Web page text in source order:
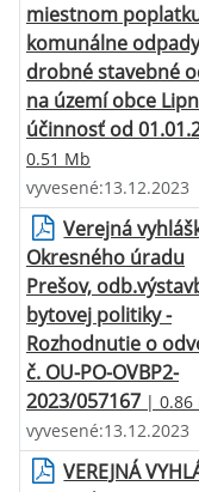
miestnom
komunálne
drobné stavebné
na území obce
účinnosť od
0.51 Mb
vyvesené:13.12.2023
Verejná
Okresného úradu
Prešov,
bytovej politiky -
Rozhodnutie o
č. OU-PO-OVBP2-
2023/057167 | 0.86
vyvesené:13.12.2023
VEREJNÁ